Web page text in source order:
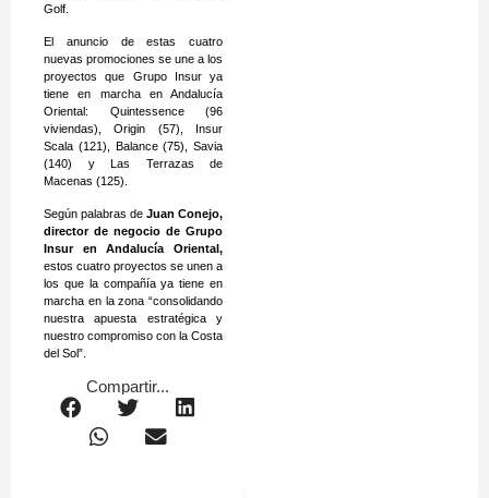
Golf.
El anuncio de estas cuatro
nuevas promociones se une a los
proyectos que Grupo Insur ya
tiene en marcha en Andalucía
Oriental: Quintessence (96
viviendas), Origin (57), Insur
Scala (121), Balance (75), Savia
(140) y Las Terrazas de
Macenas (125).
Según palabras de Juan Conejo,
director de negocio de Grupo
Insur en Andalucía Oriental,
estos cuatro proyectos se unen a
los que la compañía ya tiene en
marcha en la zona “consolidando
nuestra apuesta estratégica y
nuestro compromiso con la Costa
del Sol”.
Compartir...